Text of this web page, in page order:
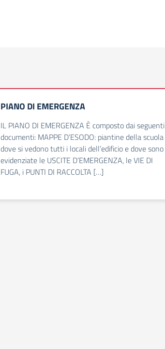
PIANO DI EMERGENZA
IL PIANO DI EMERGENZA È composto dai seguenti
documenti: MAPPE D’ESODO: piantine della scuola
dove si vedono tutti i locali dell’edificio e dove sono
evidenziate le USCITE D’EMERGENZA, le VIE DI
FUGA, i PUNTI DI RACCOLTA […]